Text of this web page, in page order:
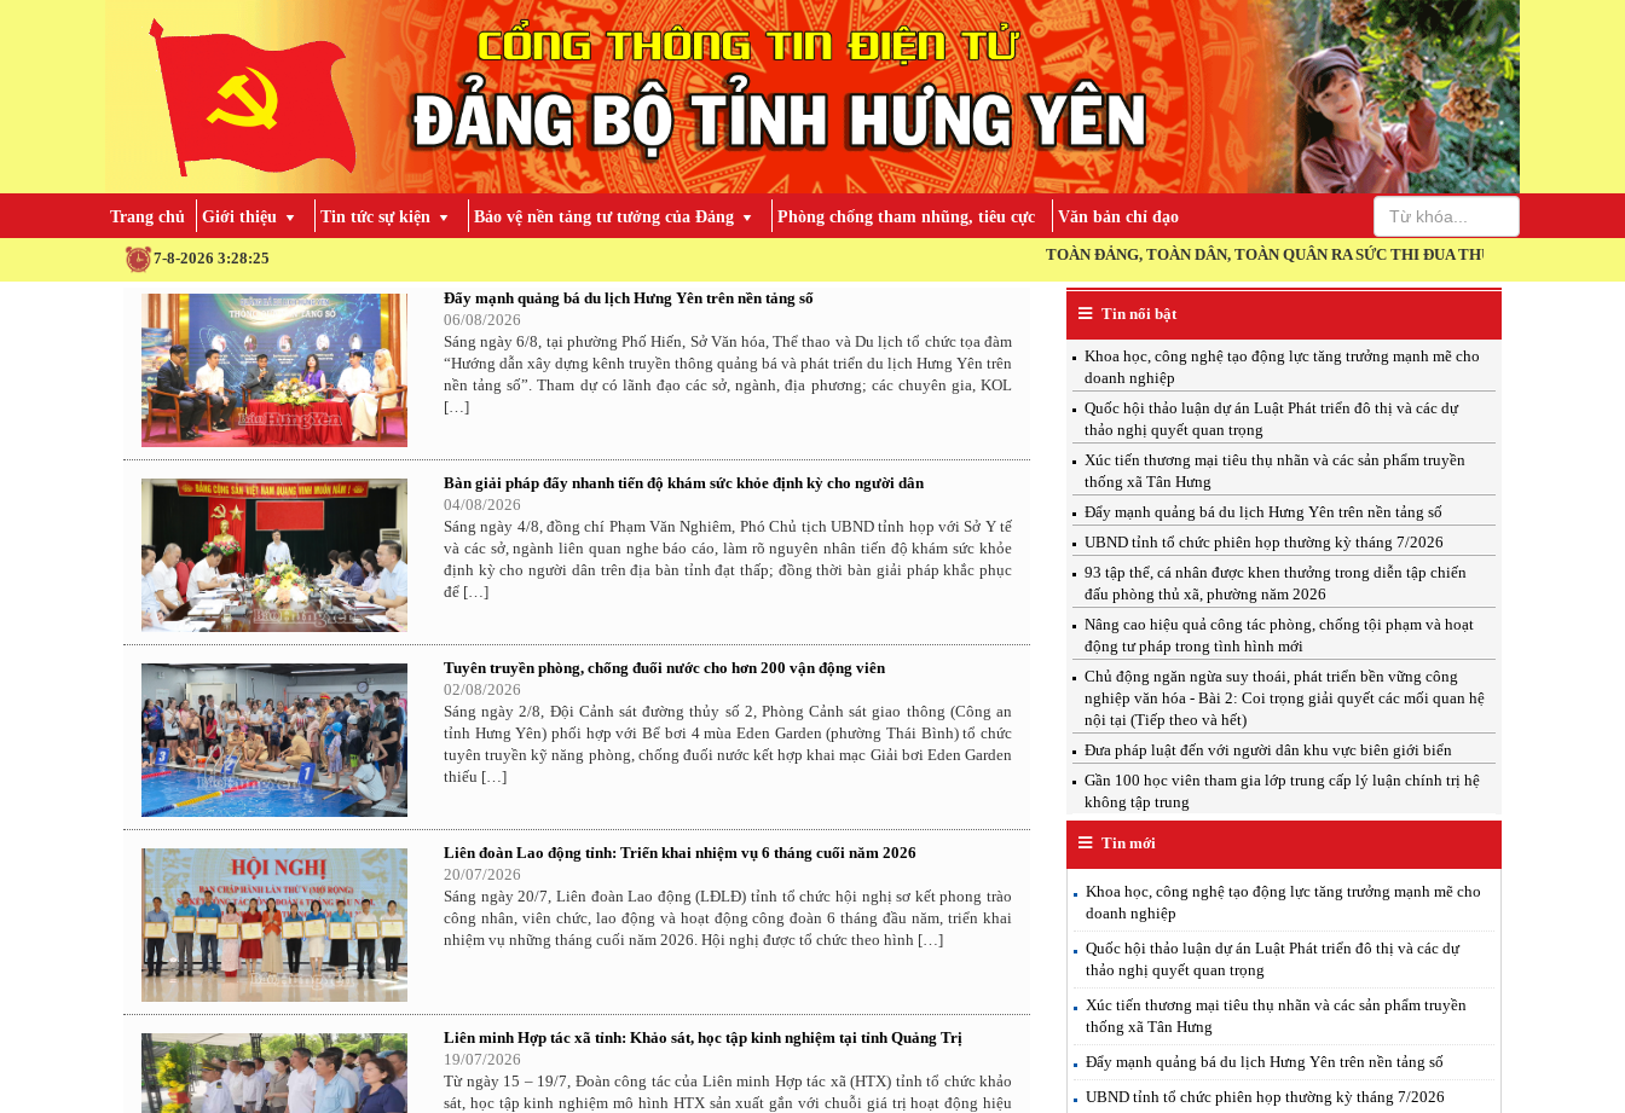
Trang chủ Giới thiệu Tin tức sự kiện Bảo vệ nền tảng tư tưởng của Đảng Phòng chống tham nhũng, tiêu cực Văn bản chỉ đạo
7-8-2026 3:28:26 TOÀN ĐẢNG, TOÀN DÂN, TOÀN QUÂN RA SỨC THI ĐUA THỰC HIỆN THẮNG LỢI NGHỊ
Đẩy mạnh quảng bá du lịch Hưng Yên trên nền tảng số
06/08/2026
Sáng ngày 6/8, tại phường Phố Hiến, Sở Văn hóa, Thể thao và Du lịch tổ chức tọa đàm
“Hướng dẫn xây dựng kênh truyền thông quảng bá và phát triển du lịch Hưng Yên trên
nền tảng số”. Tham dự có lãnh đạo các sở, ngành, địa phương; các chuyên gia, KOL
[…]
Bàn giải pháp đẩy nhanh tiến độ khám sức khỏe định kỳ cho người dân
04/08/2026
Sáng ngày 4/8, đồng chí Phạm Văn Nghiêm, Phó Chủ tịch UBND tỉnh họp với Sở Y tế
và các sở, ngành liên quan nghe báo cáo, làm rõ nguyên nhân tiến độ khám sức khỏe
định kỳ cho người dân trên địa bàn tỉnh đạt thấp; đồng thời bàn giải pháp khắc phục
để […]
Tuyên truyền phòng, chống đuối nước cho hơn 200 vận động viên
02/08/2026
Sáng ngày 2/8, Đội Cảnh sát đường thủy số 2, Phòng Cảnh sát giao thông (Công an
tỉnh Hưng Yên) phối hợp với Bể bơi 4 mùa Eden Garden (phường Thái Bình) tổ chức
tuyên truyền kỹ năng phòng, chống đuối nước kết hợp khai mạc Giải bơi Eden Garden
thiếu […]
Liên đoàn Lao động tỉnh: Triển khai nhiệm vụ 6 tháng cuối năm 2026
20/07/2026
Sáng ngày 20/7, Liên đoàn Lao động (LĐLĐ) tỉnh tổ chức hội nghị sơ kết phong trào
công nhân, viên chức, lao động và hoạt động công đoàn 6 tháng đầu năm, triển khai
nhiệm vụ những tháng cuối năm 2026. Hội nghị được tổ chức theo hình […]
Liên minh Hợp tác xã tỉnh: Khảo sát, học tập kinh nghiệm tại tỉnh Quảng Trị
19/07/2026
Từ ngày 15 – 19/7, Đoàn công tác của Liên minh Hợp tác xã (HTX) tỉnh tổ chức khảo
sát, học tập kinh nghiệm mô hình HTX sản xuất gắn với chuỗi giá trị hoạt động hiệu
Tin nổi bật
Khoa học, công nghệ tạo động lực tăng trưởng mạnh mẽ cho
doanh nghiệp
Quốc hội thảo luận dự án Luật Phát triển đô thị và các dự
thảo nghị quyết quan trọng
Xúc tiến thương mại tiêu thụ nhãn và các sản phẩm truyền
thống xã Tân Hưng
Đẩy mạnh quảng bá du lịch Hưng Yên trên nền tảng số
UBND tỉnh tổ chức phiên họp thường kỳ tháng 7/2026
93 tập thể, cá nhân được khen thưởng trong diễn tập chiến
đấu phòng thủ xã, phường năm 2026
Nâng cao hiệu quả công tác phòng, chống tội phạm và hoạt
động tư pháp trong tình hình mới
Chủ động ngăn ngừa suy thoái, phát triển bền vững công
nghiệp văn hóa - Bài 2: Coi trọng giải quyết các mối quan hệ
nội tại (Tiếp theo và hết)
Đưa pháp luật đến với người dân khu vực biên giới biển
Gần 100 học viên tham gia lớp trung cấp lý luận chính trị hệ
không tập trung
Tin mới
Khoa học, công nghệ tạo động lực tăng trưởng mạnh mẽ cho
doanh nghiệp
Quốc hội thảo luận dự án Luật Phát triển đô thị và các dự
thảo nghị quyết quan trọng
Xúc tiến thương mại tiêu thụ nhãn và các sản phẩm truyền
thống xã Tân Hưng
Đẩy mạnh quảng bá du lịch Hưng Yên trên nền tảng số
UBND tỉnh tổ chức phiên họp thường kỳ tháng 7/2026